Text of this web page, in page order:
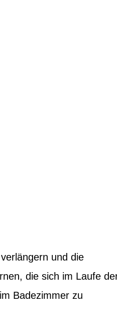
und die
die sich im Laufe
Badezimmer zu